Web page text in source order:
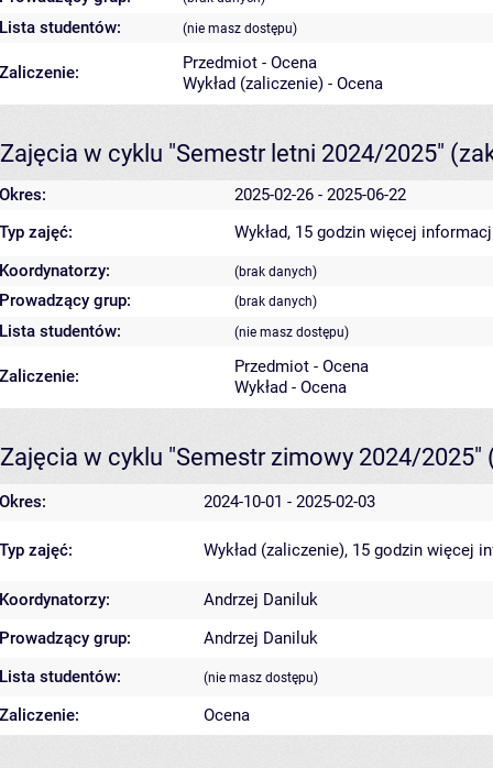
Lista studentów: (nie masz dostępu)
Zaliczenie:
Przedmiot - Ocena
Wykład (zaliczenie) - Ocena
Zajęcia w cyklu "Semestr letni 2024/2025"
Okres:
2025-02-26 - 2025-06-22
Typ zajęć:
Wykład, 15 godzin więcej
Koordynatorzy:
(brak danych)
Prowadzący grup: (brak danych)
Lista studentów: (nie masz dostępu)
Zaliczenie:
Przedmiot - Ocena
Wykład - Ocena
Zajęcia w cyklu "Semestr zimowy 2024/2025"
Okres: 2024-10-01 - 2025-02-03
Typ zajęć: Wykład (zaliczenie), 15 godzin więcej
Koordynatorzy:
Andrzej Daniluk
Prowadzący grup:
Andrzej Daniluk
Lista studentów:
(nie masz dostępu)
Zaliczenie: Ocena